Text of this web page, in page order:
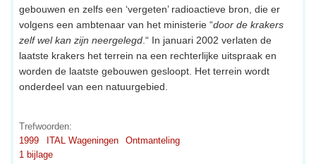
gebouwen en zelfs een ‘vergeten’ radioactieve bron, die er
volgens een ambtenaar van het ministerie “door de krakers
zelf wel kan zijn neergelegd .“ In januari 2002 verlaten de
laatste krakers het terrein na een rechterlijke uitspraak en
worden de laatste gebouwen gesloopt. Het terrein wordt
onderdeel van een natuurgebied.
Trefwoorden:
1999
ITAL Wageningen
Ontmanteling
1 bijlage